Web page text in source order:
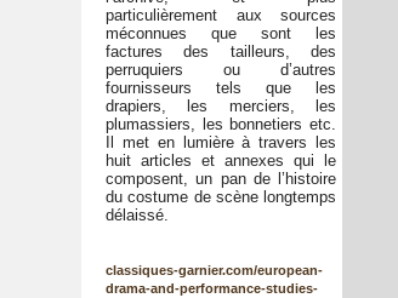
particulièrement aux sources
méconnues que sont les
factures des tailleurs, des
perruquiers ou d’autres
fournisseurs tels que les
drapiers, les merciers, les
plumassiers, les bonnetiers etc.
Il met en lumière à travers les
huit articles et annexes qui le
composent, un pan de l’histoire
du costume de scène longtemps
délaissé.
classiques-garnier.com/european-
drama-and-performance-studies-